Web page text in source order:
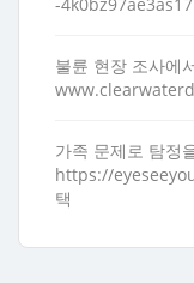
-
불륜 현장 조사에
가족 문제로 탐정
https://
택